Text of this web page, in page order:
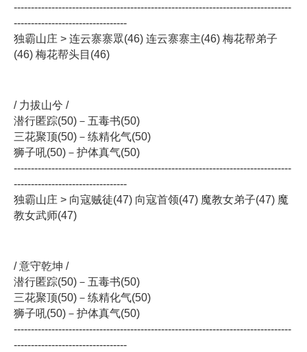
---------------------------------------------------------------------------------
---------------------------------
独霸山庄 > 连云寨寨眾(46) 连云寨寨主(46) 梅花帮弟子
(46) 梅花帮头目(46)
/ 力拔山兮 /
潜行匿踪(50)－五毒书(50)
三花聚顶(50)－练精化气(50)
狮子吼(50)－护体真气(50)
---------------------------------------------------------------------------------
---------------------------------
独霸山庄 > 向寇贼徒(47) 向寇首领(47) 魔教女弟子(47) 魔
教女武师(47)
/ 意守乾坤 /
潜行匿踪(50)－五毒书(50)
三花聚顶(50)－练精化气(50)
狮子吼(50)－护体真气(50)
---------------------------------------------------------------------------------
---------------------------------